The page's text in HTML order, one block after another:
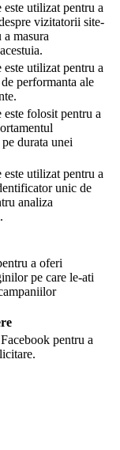
utilizat pentru a
vizitatorii site-
masura
utilizat pentru a
performanta ale
folosit pentru a
durata unei
utilizat pentru a
unic de
analiza
a oferi
pe care le-ati
pentru a